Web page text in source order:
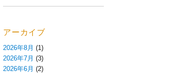
アーカイブ
2026年8月 (1)
2026年7月 (3)
2026年6月 (2)